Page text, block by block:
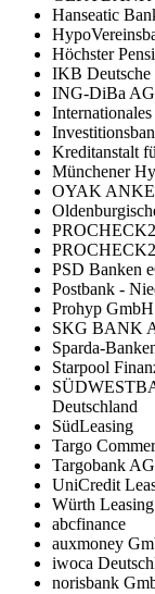
Hanseatic
Höchster
IKB Deutsche
ING-DiBa AG
Kreditanstalt
Münchener
OYAK
PSD Banken
Postbank -
Prohyp
SKG BANK
Sparda-
Starpool
Deutschland
SüdLeasing
Targo
Targobank
UniCredit
Würth Leasing
abcfinance
auxmoney
iwoca
norisbank